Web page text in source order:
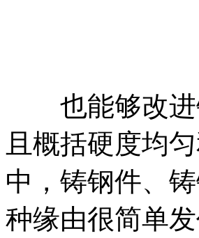
也能够改进
且概括硬度均
中，铸钢件、
种缘由很简单